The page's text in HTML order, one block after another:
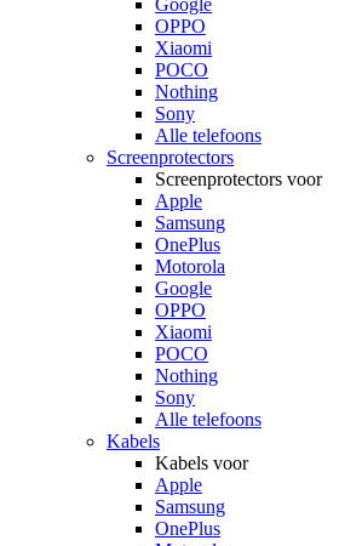
Google
OPPO
Xiaomi
POCO
Nothing
Sony
Alle telefoons
Screenprotectors
Screenprotectors voor
Apple
Samsung
OnePlus
Motorola
Google
OPPO
Xiaomi
POCO
Nothing
Sony
Alle telefoons
Kabels
Kabels voor
Apple
Samsung
OnePlus